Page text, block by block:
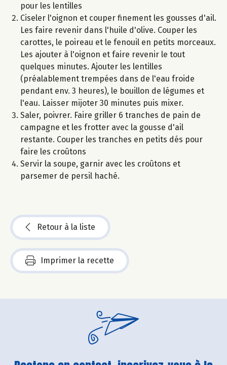
pour les lentilles
Ciseler l'oignon et couper finement les gousses d'ail.
Les faire revenir dans l'huile d'olive. Couper les
carottes, le poireau et le fenouil en petits morceaux.
Les ajouter à l'oignon et faire revenir le tout
quelques minutes. Ajouter les lentilles
(préalablement trempées dans de l'eau froide
pendant env. 3 heures), le bouillon de légumes et
l'eau. Laisser mijoter 30 minutes puis mixer.
Saler, poivrer. Faire griller 6 tranches de pain de
campagne et les frotter avec la gousse d'ail
restante. Couper les tranches en petits dés pour
faire les croûtons
Servir la soupe, garnir avec les croûtons et
parsemer de persil haché.
Retour à la liste
Imprimer la recette